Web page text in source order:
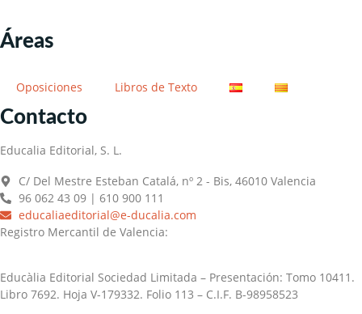
Áreas
Oposiciones Libros de Texto
Contacto
Educalia Editorial, S. L.
C/ Del Mestre Esteban Catalá, nº 2 - Bis, 46010 Valencia
96 062 43 09 | 610 900 111
educaliaeditorial@e-ducalia.com
Registro Mercantil de Valencia:
Educàlia Editorial Sociedad Limitada – Presentación: Tomo 10411.
Libro 7692. Hoja V-179332. Folio 113 – C.I.F. B-98958523